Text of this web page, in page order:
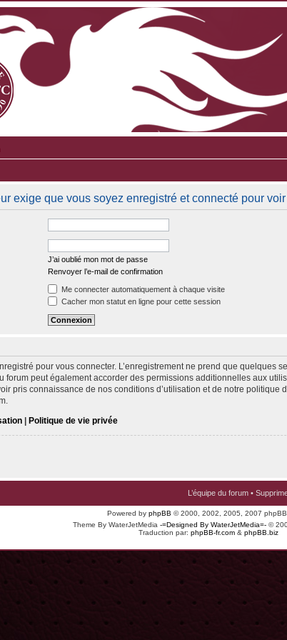
exige que vous soyez enregistré et connecté pour
J’ai oublié mon mot de passe
Renvoyer l’e-mail de confirmation
Me connecter automatiquement à chaque visite
Cacher mon statut en ligne pour cette session
pour vous connecter. L’enregistrement ne prend que quelques
forum peut également accorder des permissions additionnelles aux
pris connaissance de nos conditions d’utilisation et de notre politique
| Politique de vie privée
L’équipe du forum •
Powered by phpBB © 2000, 2002, 2005, 2007
Theme By WaterJetMedia -=Designed By WaterJetMedia=- ©
Traduction par: phpBB-fr.com & phpBB.biz